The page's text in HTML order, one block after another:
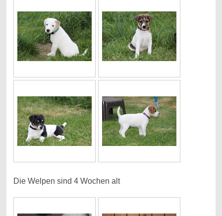
Die Welpen sind 4 Wochen alt